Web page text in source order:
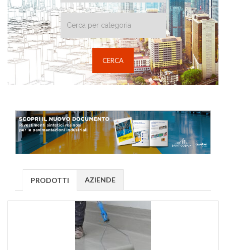
PRODOTTI AZIENDE